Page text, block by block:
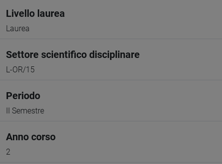
Livello laurea
Laurea
Settore scientifico disciplinare
L-OR/15
Periodo
II Semestre
Anno corso
2